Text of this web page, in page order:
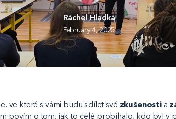
Ráchel Hladká
February 4, 2025
ve které s vámi budu sdílet své zkušenostia
povím o tom, jak to celé probíhalo, kdo byl v